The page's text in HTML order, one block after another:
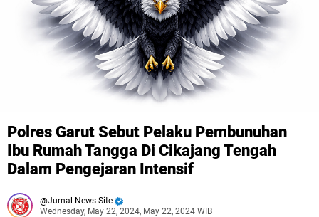
Polres Garut Sebut Pelaku Pembunuhan
Ibu Rumah Tangga Di Cikajang Tengah
Dalam Pengejaran Intensif
Jurnal News Site
Wednesday, May 22, 2024, May 22, 2024 WIB